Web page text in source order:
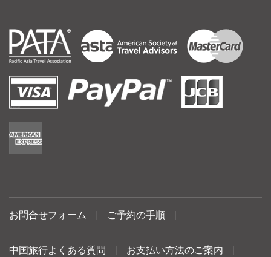
お問合せフォーム ご予約の手順
中国旅行よくある質問 お支払い方法のご案内